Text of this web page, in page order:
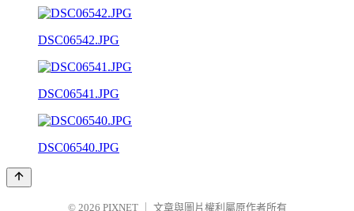
DSC06542.JPG
DSC06541.JPG
DSC06540.JPG
© 2026 PIXNET 文章與圖片權利屬原作者所有